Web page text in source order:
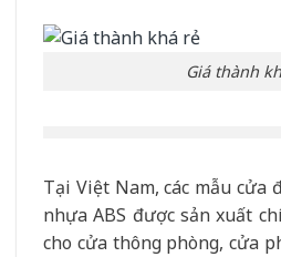
Giá thành
Tại Việt Nam, các mẫu cửa
nhựa ABS được sản xuất
cho cửa thông phòng, cửa